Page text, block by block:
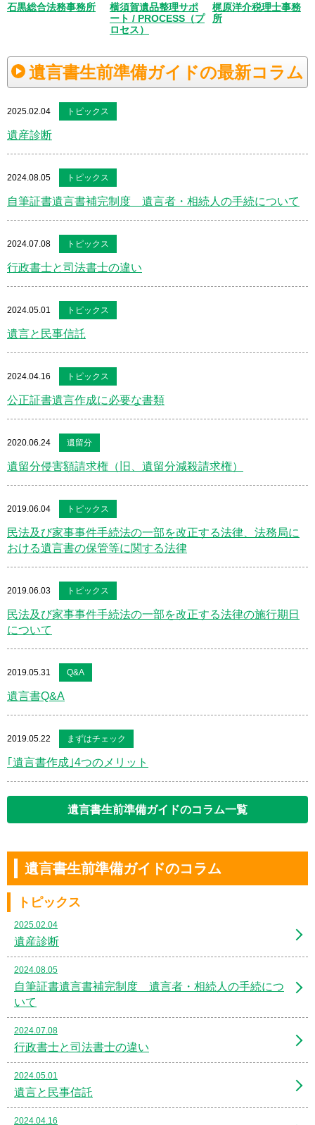
石黒総合法務事務所
横須賀遺品整理サポ
ート / PROCESS（プ
ロセス）
梶原洋介税理士事務
所
遺言書生前準備ガイドの最新コラム
2025.02.04 トピックス
遺産診断
2024.08.05 トピックス
自筆証書遺言書補完制度 遺言者・相続人の手続について
2024.07.08 トピックス
行政書士と司法書士の違い
2024.05.01 トピックス
遺言と民事信託
2024.04.16 トピックス
公正証書遺言作成に必要な書類
2020.06.24 遺留分
遺留分侵害額請求権（旧、遺留分減殺請求権）
2019.06.04 トピックス
民法及び家事事件手続法の一部を改正する法律、法務局に
おける遺言書の保管等に関する法律
2019.06.03 トピックス
民法及び家事事件手続法の一部を改正する法律の施行期日
について
2019.05.31 Q&A
遺言書Q&A
2019.05.22 まずはチェック
｢遺言書作成｣4つのメリット
遺言書生前準備ガイドのコラム一覧
遺言書生前準備ガイドのコラム
トピックス
2025.02.04
遺産診断
2024.08.05
自筆証書遺言書補完制度 遺言者・相続人の手続につ
いて
2024.07.08
行政書士と司法書士の違い
2024.05.01
遺言と民事信託
2024.04.16